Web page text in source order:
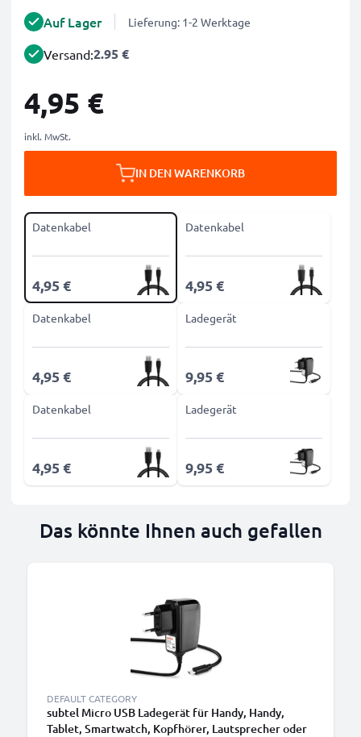
Auf Lager Lieferung: 1-2 Werktage
Versand:2.95 €
4,95 €
inkl. MwSt.
IN DEN WARENKORB
Datenkabel
4,95 €
Datenkabel
4,95 €
Datenkabel
4,95 €
Ladegerät
9,95 €
Datenkabel
4,95 €
Ladegerät
9,95 €
Das könnte Ihnen auch gefallen
DEFAULT CATEGORY
subtel Micro USB Ladegerät für Handy, Handy,
Tablet, Smartwatch, Kopfhörer, Lautsprecher oder